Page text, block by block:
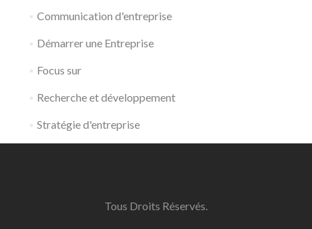
Communication d'entreprise
Démarrer une Entreprise
Focus sur
Recherche et développement
Stratégie d'entreprise
Tous Droits Réservés.